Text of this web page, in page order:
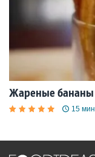
Жареные бананы
15 мин.